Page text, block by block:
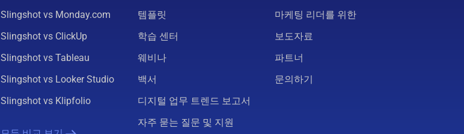
Slingshot vs Monday.com
Slingshot vs ClickUp
Slingshot vs Tableau
Slingshot vs Looker Studio
Slingshot vs Klipfolio
템플릿
학습 센터
웨비나
백서
디지털 업무 트렌드 보고서
자주 묻는 질문 및 지원
마케팅 리더를 위한
보도자료
파트너
문의하기